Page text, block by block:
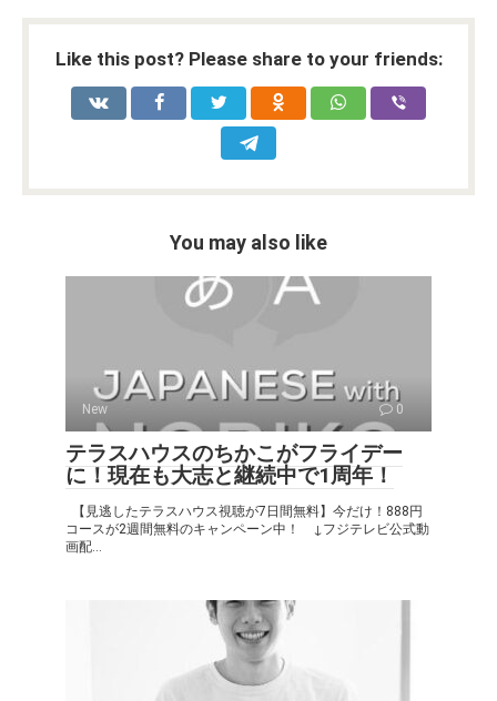
b
o
o
er
es
t
di
t
dI
n
A
p
Li
n
k
e
Like this post? Please share to your friends:
You may also like
New 0
テラスハウスのちかこがフライデー
に！現在も大志と継続中で1周年！
【見逃したテラスハウス視聴が7日間無料】今だけ！888円
コースが2週間無料のキャンペーン中！ ↓フジテレビ公式動
画配...